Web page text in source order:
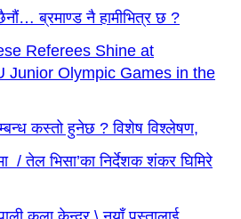
छैनौं… ब्रमाण्ड नै हामीभित्र छ ?
Referees Shine at
Junior Olympic Games in the
कस्तो हुनेछ ? विशेष विश्लेषण,
/ तेल भिसा’का निर्देशक शंकर घिमिरे